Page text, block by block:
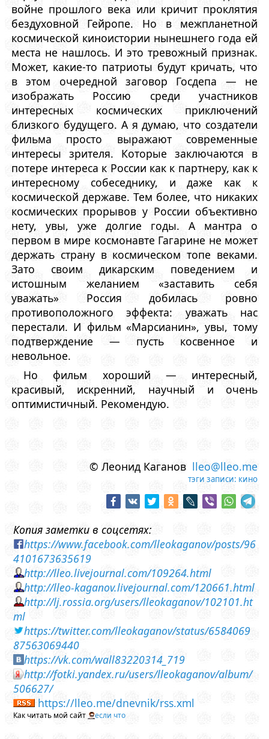
войне прошлого века или кричит проклятия
бездуховной Гейропе. Но в межпланетной
космической киноистории нынешнего года ей
места не нашлось. И это тревожный признак.
Может, какие-то патриоты будут кричать, что
в этом очередной заговор Госдепа — не
изображать Россию среди участников
интересных космических приключений
близкого будущего. А я думаю, что создатели
фильма просто выражают современные
интересы зрителя. Которые заключаются в
потере интереса к России как к партнеру, как к
интересному собеседнику, и даже как к
космической державе. Тем более, что никаких
космических прорывов у России объективно
нету, увы, уже долгие годы. А мантра о
первом в мире космонавте Гагарине не может
держать страну в космическом топе веками.
Зато своим дикарским поведением и
истошным желанием «заставить себя
уважать» Россия добилась ровно
противоположного эффекта: уважать нас
перестали. И фильм «Марсианин», увы, тому
подтверждение — пусть косвенное и
невольное.
Но фильм хороший — интересный,
красивый, искренний, научный и очень
оптимистичный. Рекомендую.
© Леонид Каганов lleo@lleo.me
тэги записи: кино
Копия заметки в соцсетях:
https://www.facebook.com/lleokaganov/posts/96
4101673635619
http://lleo.livejournal.com/109264.html
http://lleo-kaganov.livejournal.com/120661.html
http://lj.rossia.org/users/lleokaganov/102101.ht
ml
https://twitter.com/lleokaganov/status/6584069
87563069440
https://vk.com/wall83220314_719
http://fotki.yandex.ru/users/lleokaganov/album/
506627/
https://lleo.me/dnevnik/rss.xml
Как читать мой сайт если что